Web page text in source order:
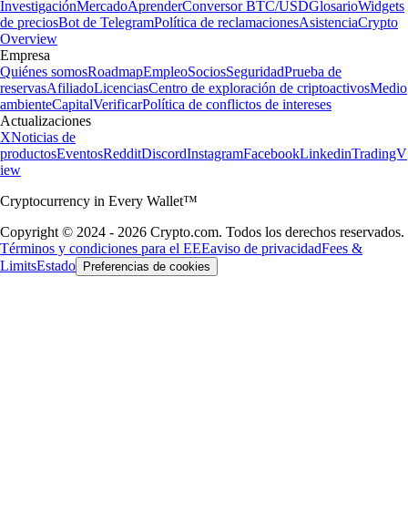
InvestigaciónMercadoAprenderConversor BTC/USDGlosarioWidgets
de preciosBot de TelegramPolítica de reclamacionesAsistenciaCrypto
Overview
Empresa
Quiénes somosRoadmapEmpleoSociosSeguridadPrueba de
reservasAfiliadoLicenciasCentro de exploración de criptoactivosMedio
ambienteCapitalVerificarPolítica de conflictos de intereses
Actualizaciones
XNoticias de
productosEventosRedditDiscordInstagramFacebookLinkedinTradingV
iew
Cryptocurrency in Every Wallet™
Copyright © 2024 - 2026 Crypto.com. Todos los derechos reservados.
Términos y condiciones para el EEEaviso de privacidadFees &
LimitsEstado Preferencias de cookies